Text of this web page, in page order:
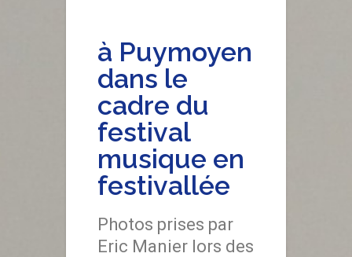
à Puymoyen
dans le
cadre du
festival
musique en
festivallée
Photos prises par
Eric Manier lors des